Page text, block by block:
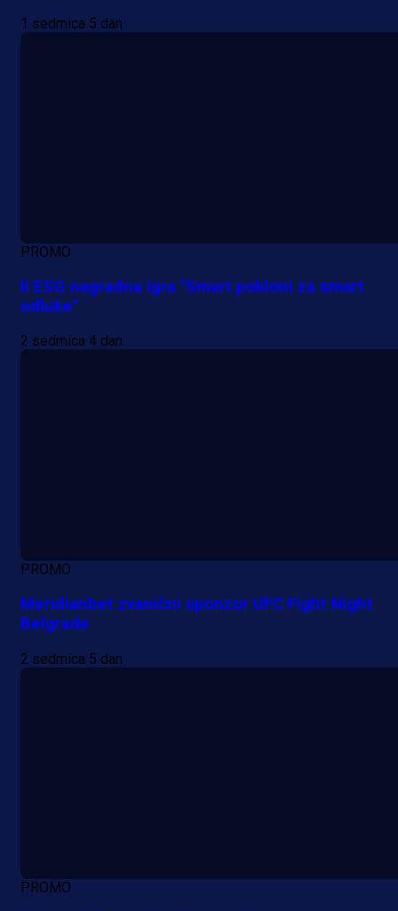
1 sedmica 5 dan
PROMO
II ESG nagradna igra "Smart pokloni za smart
odluke"
2 sedmica 4 dan
PROMO
Meridianbet zvanični sponzor UFC Fight Night
Belgrade
2 sedmica 5 dan
PROMO